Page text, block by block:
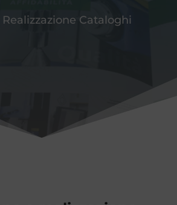
Realizzazione Cataloghi